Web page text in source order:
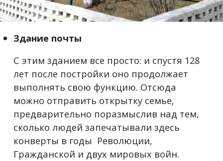
Здание почты
С этим зданием все просто: и спустя 128
лет после постройки оно продолжает
выполнять свою функцию. Отсюда
можно отправить открытку семье,
предварительно поразмыслив над тем,
сколько людей запечатывали здесь
конверты в годы Революции,
Гражданской и двух мировых войн.